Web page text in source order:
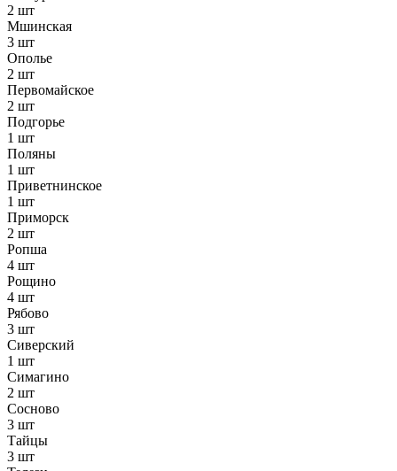
2 шт
Мшинская
3 шт
Ополье
2 шт
Первомайское
2 шт
Подгорье
1 шт
Поляны
1 шт
Приветнинское
1 шт
Приморск
2 шт
Ропша
4 шт
Рощино
4 шт
Рябово
3 шт
Сиверский
1 шт
Симагино
2 шт
Сосново
3 шт
Тайцы
3 шт